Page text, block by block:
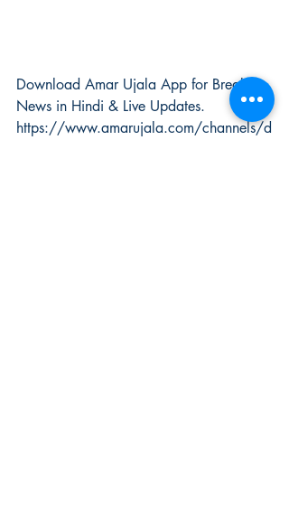
Download Amar Ujala App for Breaking
News in Hindi & Live Updates.
https://www.amarujala.com/channels/d